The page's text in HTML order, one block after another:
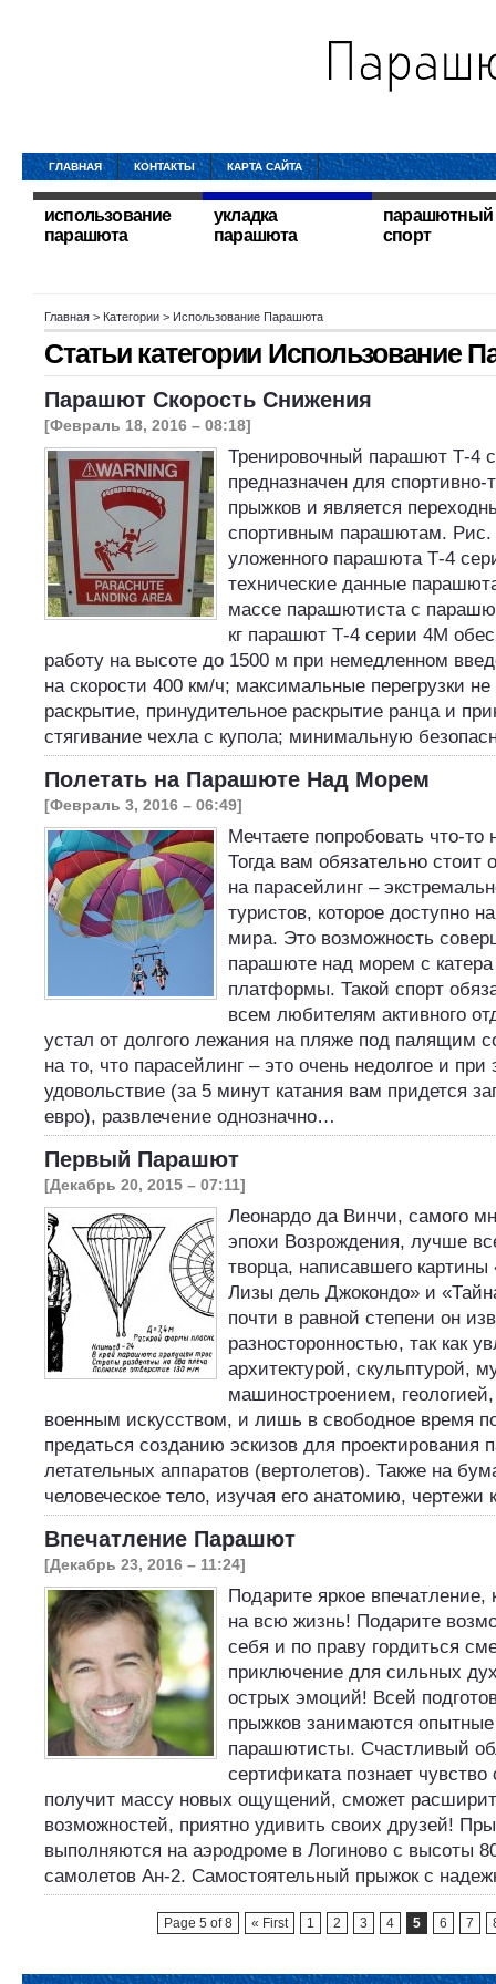
ГЛАВНАЯ КОНТАКТЫ КАРТА САЙТА
использование
парашюта
укладка
парашюта
парашютный
спорт
Главная > Категории > Использование Парашюта
Статьи категории Использование
Парашют Скорость Снижения
[Февраль 18, 2016 – 08:18]
Тренировочный парашют Т-4
предназначен для спортивно-
прыжков и является
спортивным парашютам.
уложенного парашюта Т-4
технические данные
массе парашютиста с
кг парашют Т-4 серии 4М
работу на высоте до 1500 м при немедленном
на скорости 400 км/ч; максимальные перегрузки
раскрытие, принудительное раскрытие ранца и
стягивание чехла с купола; минимальную
Полетать на Парашюте Над Морем
[Февраль 3, 2016 – 06:49]
Мечтаете попробовать что-то
Тогда вам обязательно стоит
на парасейлинг –
туристов, которое доступно
мира. Это возможность
парашюте над морем с
платформы. Такой спорт
всем любителям активного
устал от долгого лежания на пляже под палящим
на то, что парасейлинг – это очень недолгое и
удовольствие (за 5 минут катания вам придется
евро), развлечение однозначно…
Первый Парашют
[Декабрь 20, 2015 – 07:11]
Леонардо да Винчи, самого
эпохи Возрождения, лучше
творца, написавшего картины
Лизы дель Джокондо» и
почти в равной степени он
разносторонностью, так как
архитектурой, скульптурой,
машиностроением,
военным искусством, и лишь в свободное время
предаться созданию эскизов для проектирования
летательных аппаратов (вертолетов). Также на
человеческое тело, изучая его анатомию, чертежи
Впечатление Парашют
[Декабрь 23, 2016 – 11:24]
Подарите яркое впечатление,
на всю жизнь! Подарите
себя и по праву гордиться
приключение для сильных
острых эмоций! Всей
прыжков занимаются опытные
парашютисты. Счастливый
сертификата познает чувство
получит массу новых ощущений, сможет
возможностей, приятно удивить своих друзей!
выполняются на аэродроме в Логиново с высоты
самолетов Ан-2. Самостоятельный прыжок с
Page 5 of 8 « First 1 2 3 4 5 6 7